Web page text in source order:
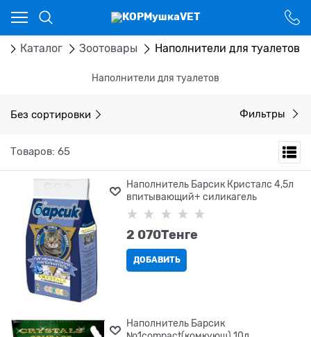
Каталог Зоотовары Наполнители для туалетов
Наполнители для туалетов
Без сортировки Фильтры
Товаров: 65
Наполнитель Барсик Кристалс 4,5л
впитывающий+ силикагель
2 070Tенге
ДОБАВИТЬ
Наполнитель Барсик
Ваш город - Костанай,
угадали?
НЕТ